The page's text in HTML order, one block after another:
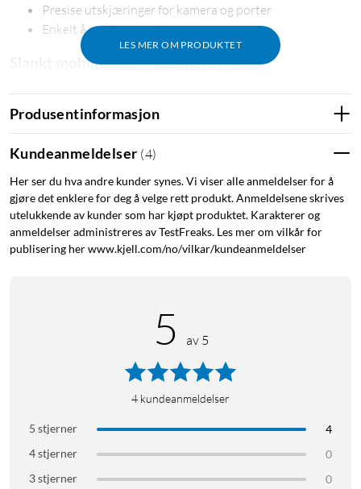
LES MER OM PRODUKTET
Presise utskjæringer for kamera og porter
Enkelt å montere og ta av
Slankt mobildeksel i fleksibel TPU
Gelly Case er et tynt og transparent mobildeksel i fleksibel
TPU som former seg nøyaktig etter telefonens konturer.
Mobilens farge og design vises tydelig gjennom det klare
materialet, samtidig som det gir støtdempende beskyttelse
kameraet og skjermen beskytter mot riper når telefonen
legges ned. Den lave vekten og den fleksible passformen gjør
at telefonens følelse bevares – med et ekstra lag beskyttelse.
kan lade uten å ta det av. Presise utskjæringer gir full tilgang til
knapper, porter og høyttalere.
Passer: Samsung Galaxy A26 5G, Samsung Galaxy A17 4G/5G
MagSafe-kompatibelt: Ja
I pakken
Produsentinformasjon
Kundeanmeldelser (4)
Her ser du hva andre kunder synes. Vi viser alle anmeldelser for å
gjøre det enklere for deg å velge rett produkt. Anmeldelsene skrives
utelukkende av kunder som har kjøpt produktet. Karakterer og
anmeldelser administreres av TestFreaks. Les mer om vilkår for
publisering her www.kjell.com/no/vilkar/kundeanmeldelser
5 av 5
4 kundeanmeldelser
5 stjerner
4
4 stjerner
0
3 stjerner
0